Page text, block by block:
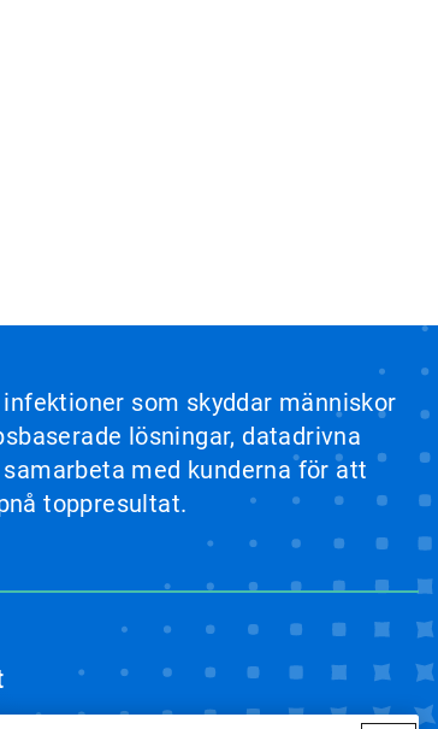
som skyddar människor
lösningar, datadrivna
med kunderna för att
toppresultat.